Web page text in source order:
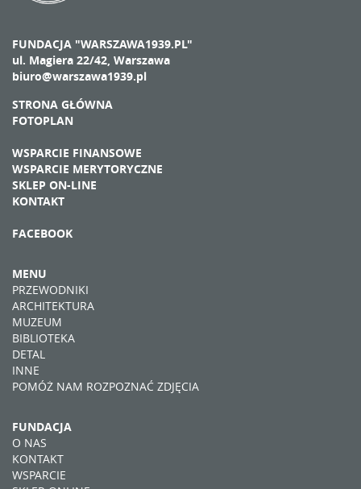
FUNDACJA "WARSZAWA1939.PL"
ul. Magiera 22/42, Warszawa
biuro@warszawa1939.pl
STRONA GŁÓWNA
FOTOPLAN
WSPARCIE FINANSOWE
WSPARCIE MERYTORYCZNE
SKLEP ON-LINE
KONTAKT
FACEBOOK
MENU
PRZEWODNIKI
ARCHITEKTURA
MUZEUM
BIBLIOTEKA
DETAL
INNE
POMÓŻ NAM ROZPOZNAĆ ZDJĘCIA
FUNDACJA
O NAS
KONTAKT
WSPARCIE